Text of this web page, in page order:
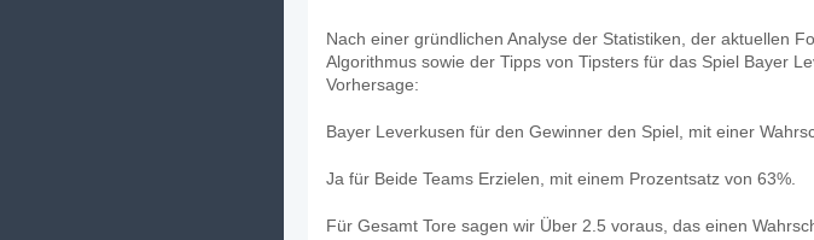
Nach einer gründlichen Analyse der Statistiken, der aktuellen
Algorithmus sowie der Tipps von Tipsters für das Spiel Bayer
Vorhersage:
Bayer Leverkusen für den Gewinner den Spiel, mit einer
Ja für Beide Teams Erzielen, mit einem Prozentsatz von 63%.
Für Gesamt Tore sagen wir Über 2.5 voraus, das einen